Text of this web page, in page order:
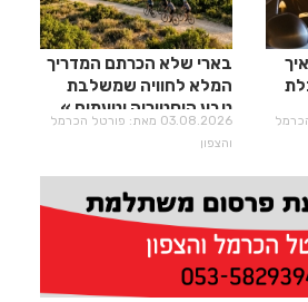
בארי שלא הכרתם המדריך
המלא לחוויה שמשלבת
טבע היסטוריה וטעמים
03.08.2026 מאת: פורטל הכרמל
והצפון